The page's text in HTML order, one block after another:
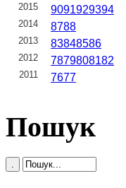
2015 9091929394
2014 8788
2013 83848586
2012 7879808182
2011 7677
Пошук